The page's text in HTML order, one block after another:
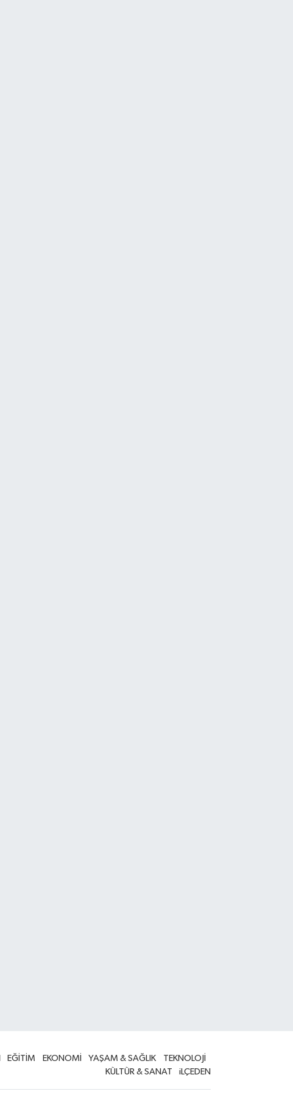
EĞİTİM EKONOMİ YAŞAM & SAĞLIK
TEKNOLOJİ
KÜLTÜR & SANAT
iLÇEDEN